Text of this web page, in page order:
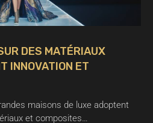
DES MATÉRIAUX
INNOVATION ET
maisons de luxe adoptent
et composites…